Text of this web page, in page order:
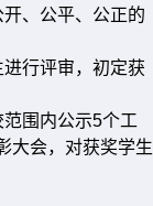
、公平、公正的
行评审，初定获
围内公示5个工
大会，对获奖学生